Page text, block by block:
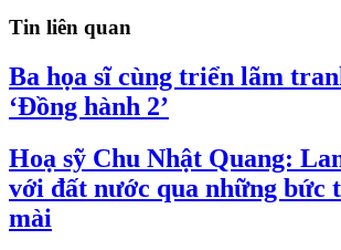
Tin liên quan
Ba họa sĩ cùng triển lãm
‘Đồng hành 2’
Hoạ sỹ Chu Nhật Quang:
với đất nước qua những bức
mài